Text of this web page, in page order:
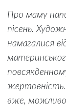
Про маму
пісень.
намагалися
жертовність.
вже,